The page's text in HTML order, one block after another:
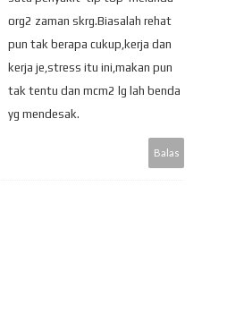
org2 zaman skrg.Biasalah rehat
pun tak berapa cukup,kerja dan
kerja je,stress itu ini,makan pun
tak tentu dan mcm2 lg lah benda
yg mendesak.
Balas